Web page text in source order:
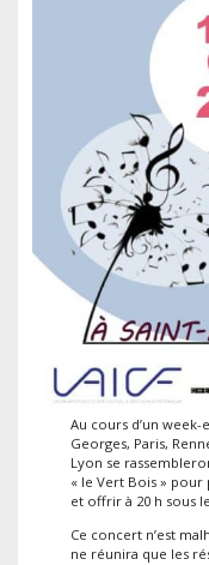
Au cours d’un
Georges, Paris,
Lyon se
« le Vert Bois »
et offrir à 20 h sous
Ce concert n’est
ne réunira que les